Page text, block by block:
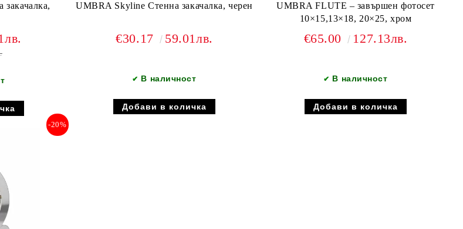
UMBRA Skyline Стенна закачалка, черен
€30.17 59.01лв.
✔ В наличност
UMBRA FLUTE – завършен фотосет
10×15,13×18, 20×25, хром
€65.00 127.13лв.
✔ В наличност
-20%